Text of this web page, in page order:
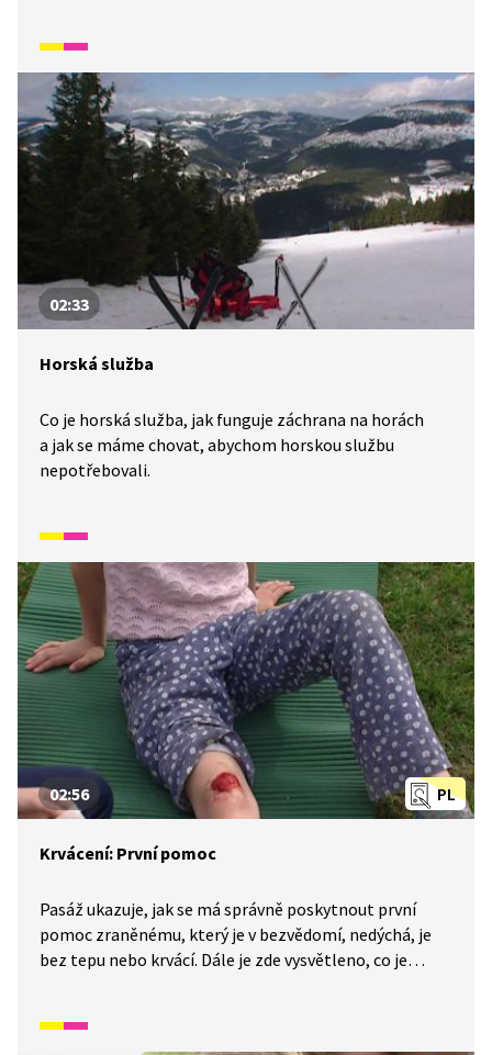
02:33
Horská služba
Co je horská služba, jak funguje záchrana na horách
a jak se máme chovat, abychom horskou službu
nepotřebovali.
PL
02:56
Krvácení: První pomoc
Pasáž ukazuje, jak se má správně poskytnout první
pomoc zraněnému, který je v bezvědomí, nedýchá, je
bez tepu nebo krvácí. Dále je zde vysvětleno, co je